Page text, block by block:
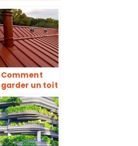
de votre
maison
Comment
garder un toit
en bon état
pour éviter
les pertes de
chaleur?